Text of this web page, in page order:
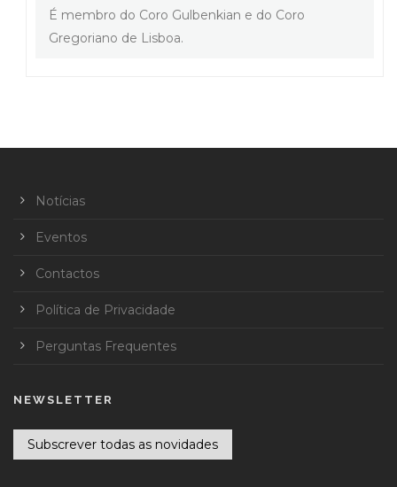
É membro do Coro Gulbenkian e do Coro
Gregoriano de Lisboa.
Notícias
Eventos
Contactos
Política de Privacidade
Perguntas Frequentes
NEWSLETTER
Subscrever todas as novidades